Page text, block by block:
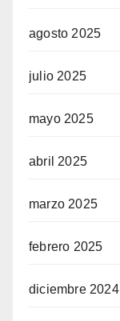
agosto 2025
julio 2025
mayo 2025
abril 2025
marzo 2025
febrero 2025
diciembre 2024